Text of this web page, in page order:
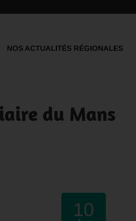
NOS ACTUALITÉS RÉGIONALES
du Mans
10